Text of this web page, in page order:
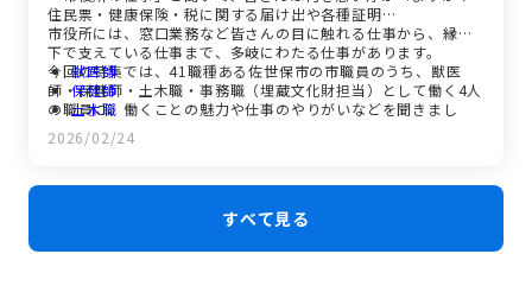
住民票・健康保険・税に関する届け出や各種証明…
市役所には、窓口業務など皆さんの目に触れる仕事から、縁の
下で支えている仕事まで、多岐にわたる仕事があります。
今回の特集では、41職種ある佐世保市の市職員のうち、獣医
師・保健師・土木職・事務職（埋蔵文化財担当）として働く4人
の職員に、働くことの魅力や仕事のやりがいなどを聞きまし
獣医師
保健師
土木職
事務職
広報させぼプラス動画（土木職・事務職（埋蔵文化財担
2026/02/24
すべて見る